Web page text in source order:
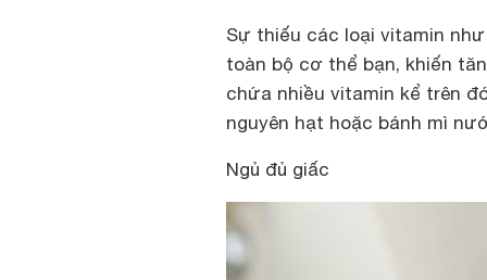
Sự thiếu các loại vitamin
toàn bộ cơ thể bạn, khiến
chứa nhiều vitamin kể trên
nguyên hạt hoặc bánh mì
Ngủ đủ giấc